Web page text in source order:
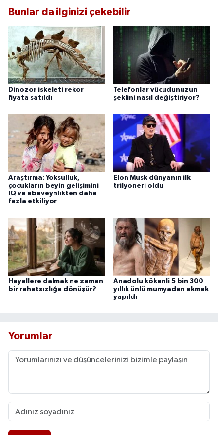
Bunlar da ilginizi çekebilir
Dinozor iskeleti rekor
fiyata satıldı
Telefonlar vücudunuzun
şeklini nasıl değiştiriyor?
Araştırma: Yoksulluk,
çocukların beyin gelişimini
IQ ve ebeveynlikten daha
fazla etkiliyor
Elon Musk dünyanın ilk
trilyoneri oldu
Hayallere dalmak ne zaman
bir rahatsızlığa dönüşür?
Anadolu kökenli 5 bin 300
yıllık ünlü mumyadan ekmek
yapıldı
Yorumlar